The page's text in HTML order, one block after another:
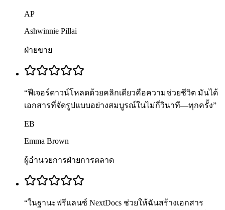
AP
Ashwinnie Pillai
ฝ่ายขาย
“ฟีเจอร์ดาวน์โหลดด้วยคลิกเดียวคือความช่วยชีวิต มันได้
เอกสารที่จัดรูปแบบอย่างสมบูรณ์ในไม่กี่วินาที—ทุกครั้ง”
EB
Emma Brown
ผู้อำนวยการฝ่ายการตลาด
“ในฐานะฟรีแลนซ์ NextDocs ช่วยให้ฉันสร้างเอกสาร